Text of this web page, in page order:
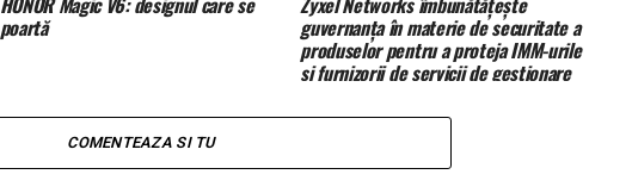
poartă guvernanța în materie de securitate a
produselor pentru a proteja IMM-urile
și furnizorii de servicii de gestionare
COMENTEAZA SI TU